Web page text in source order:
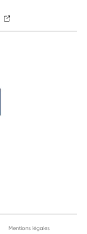
Mentions légales